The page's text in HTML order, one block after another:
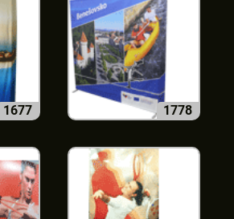
1677 1778